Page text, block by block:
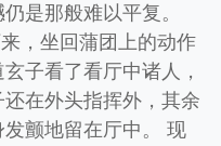
是那般难以平复。
，坐回蒲团上的动作
子看了看厅中诸人，
在外头指挥外，其余
颤地留在厅中。 现